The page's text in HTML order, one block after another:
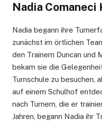
Nadia Comaneci
Nadia begann ihre
zunächst im örtlichen
den Trainern Duncan und
bekam sie die
Turnschule zu besuchen,
auf einem Schulhof
nach Turnern, die er
Jahren, begann Nadia ihr